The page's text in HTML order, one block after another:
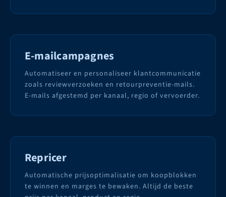
E-mailcampagnes
Automatiseer en personaliseer klantcommunicatie
zoals reviewverzoeken en retourpreventie-mails.
E-mails afgestemd per kanaal, regio of vervoerder.
Repricer
Automatische prijsoptimalisatie om koopblokken
te winnen en marges te bewaken. Altijd de beste